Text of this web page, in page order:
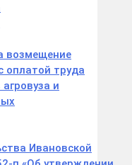
возмещение
оплатой труда
и
Ивановской